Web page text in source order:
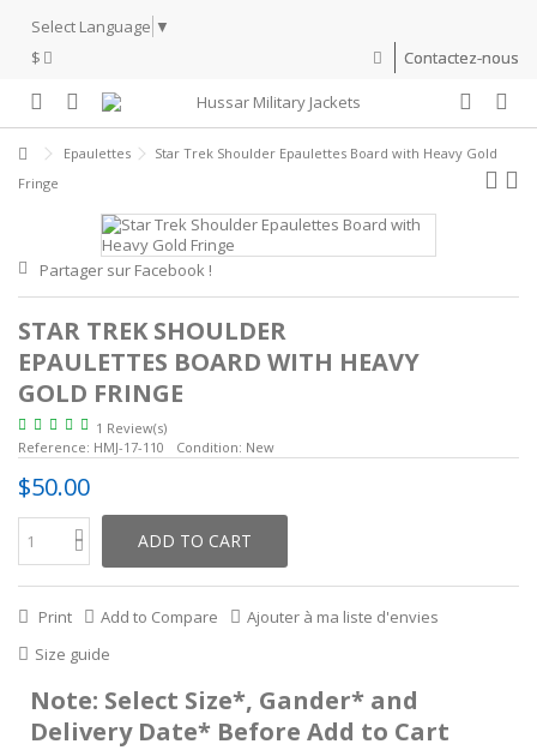
Select Language ▼
$
Contactez-nous
Epaulettes
Star Trek Shoulder Epaulettes Board with Heavy Gold
Fringe
Partager sur Facebook !
STAR TREK SHOULDER
EPAULETTES BOARD WITH HEAVY
GOLD FRINGE
1 Review(s)
Reference: HMJ-17-110 Condition: New
$50.00
ADD TO CART
Print Add to Compare
Ajouter à ma liste d'envies
Size guide
Note: Select Size*, Gander* and
Delivery Date* Before Add to Cart